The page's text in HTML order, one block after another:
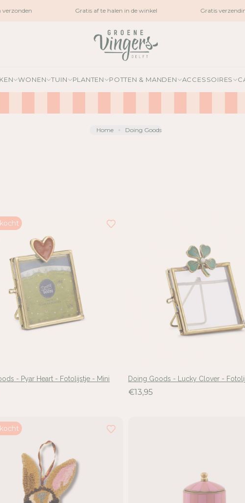
Gratis af te halen in de winkel Gratis
WONEN TUIN PLANTEN POTTEN & MANDEN ACCESSOIRES
Home Doing Goods
- Pyar Heart - Fotolijstje - Mini Doing Goods - Lucky Clover -
€13,95